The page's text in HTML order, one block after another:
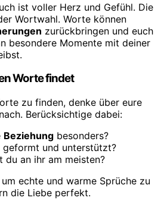
ist voller Herz und Gefühl. Die
Wortwahl. Worte können
zurückbringen und euch
besondere Momente mit deiner
Worte findet
zu finden, denke über eure
Berücksichtige dabei:
Beziehung besonders?
geformt und unterstützt?
du an ihr am meisten?
echte und warme Sprüche zu
die Liebe perfekt.